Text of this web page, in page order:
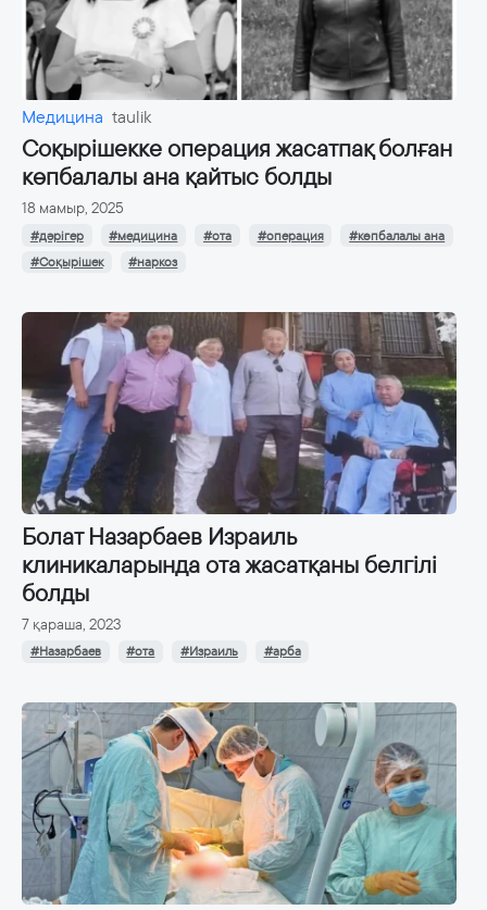
Медицина taulik
Соқырішекке операция жасатпақ болған
көпбалалы ана қайтыс болды
18 мамыр, 2025
#дәрігер #медицина #ота #операция
#көпбалалы ана
#Соқырішек
#наркоз
Болат Назарбаев Израиль
клиникаларында ота жасатқаны белгілі
болды
7 қараша, 2023
#Назарбаев #ота #Израиль #арба